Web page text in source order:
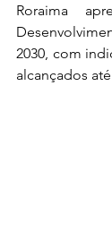
Roraima
2030, com
alcançados até